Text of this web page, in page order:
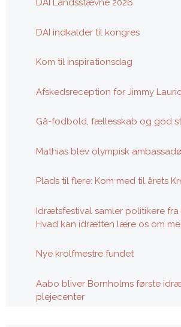
DAI Landsstævne 2026
DAI indkalder til kongres
Kom til inspirationsdag
Afskedsreception for Jimmy
Gå-fodbold, fællesskab og god
Mathias blev olympisk
Plads til flere: Kom med til årets
Idrætsfestival samler politikere fra
Hvad kan idrætten lære os om
Nye krolfmestre fundet
Aabo bliver Bornholms første
plejecenter